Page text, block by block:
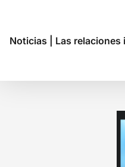
Noticias Las